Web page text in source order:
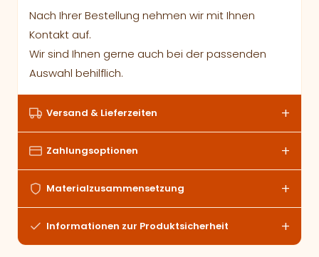
Nach Ihrer Bestellung nehmen wir mit Ihnen
Kontakt auf.
Wir sind Ihnen gerne auch bei der passenden
Auswahl behilflich.
Versand & Lieferzeiten
Zahlungsoptionen
Materialzusammensetzung
Informationen zur Produktsicherheit